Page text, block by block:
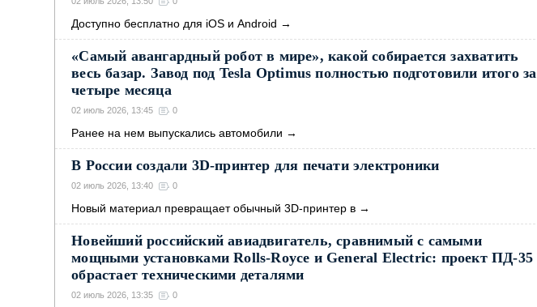
Доступно бесплатно для iOS и Android →
«Самый авангардный робот в мире», какой собирается захватить
весь базар. Завод под Tesla Optimus полностью подготовили итого за
четыре месяца
02 июль 2026, 13:45 0
Ранее на нем выпускались автомобили →
В России создали 3D-принтер для печати электроники
02 июль 2026, 13:40 0
Новый материал превращает обычный 3D-принтер в →
Новейший российский авиадвигатель, сравнимый с самыми
мощными установками Rolls-Royce и General Electric: проект ПД-35
обрастает техническими деталями
02 июль 2026, 13:35 0